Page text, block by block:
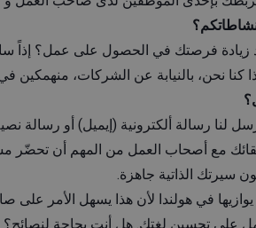
زيادة فرصتك في الحصول على عمل؟ إذاً
كنا نحن، بالنيابة عن الشركات،
لنا رسالة ألكترونية (إيميل) أو رسالة
مع أصحاب العمل من المهم أن تحضّر